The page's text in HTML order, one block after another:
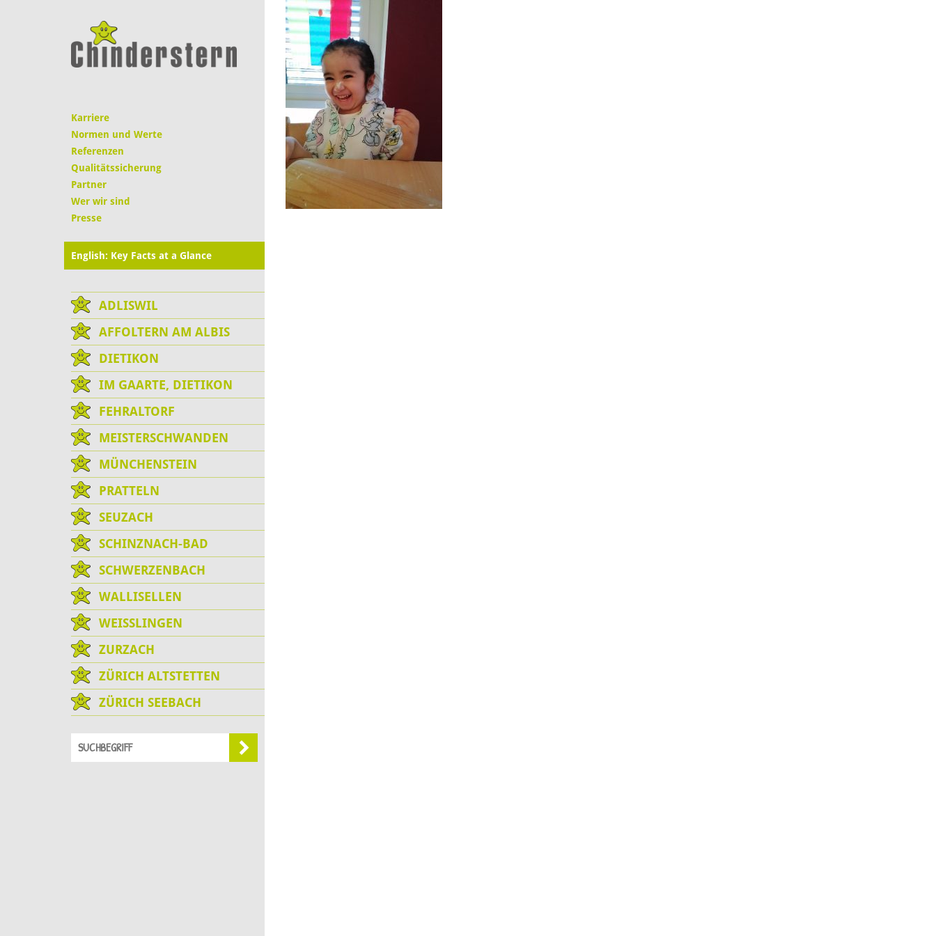
Karriere
Normen und Werte
Referenzen
Qualitätssicherung
Partner
Wer wir sind
Presse
English: Key Facts at a Glance
ADLISWIL
AFFOLTERN AM ALBIS
DIETIKON
IM GAARTE, DIETIKON
FEHRALTORF
MEISTERSCHWANDEN
MÜNCHENSTEIN
PRATTELN
SEUZACH
SCHINZNACH-BAD
SCHWERZENBACH
WALLISELLEN
WEISSLINGEN
ZURZACH
ZÜRICH ALTSTETTEN
ZÜRICH SEEBACH